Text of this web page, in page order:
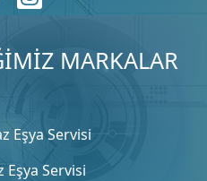
MARKALAR
Eşya Servisi
Eşya Servisi